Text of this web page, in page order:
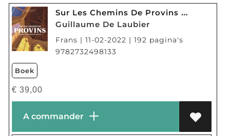
Sur Les Chemins De Provins : Un Joyau Du Patrimoine Mondial
Guillaume De Laubier
Frans | 11-02-2022 | 192 pagina's
9782732498133
Boek
€ 39,00
A commander